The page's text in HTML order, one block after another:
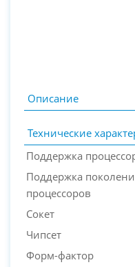
Описание
Технические
Поддержка
Поддержка
процессоров
Сокет
Чипсет
Форм-фактор